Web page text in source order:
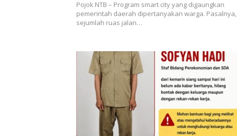
Pojok NTB – Program smart city yang digaungkan
pemerintah daerah dipertanyakan warga. Pasalnya,
sejumlah ruas jalan…